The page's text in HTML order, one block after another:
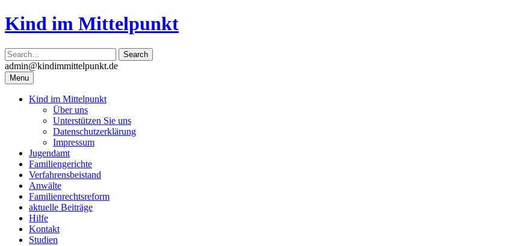
Skip
to
Kind im Mittelpunkt
admin@kindimmittelpunkt.de
Menu
Kind im Mittelpunkt
Über uns
Unterstützen Sie uns
Datenschutzerklärung
Impressum
Jugendamt
Familiengerichte
Verfahrensbeistand
Anwälte
Familienrechtsreform
aktuelle Beiträge
Hilfe
Kontakt
Studien